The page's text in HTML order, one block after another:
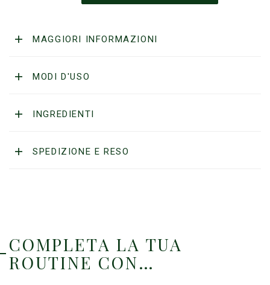
WALNUTMAGGIORI INFORMAZIONI
MODI D'USO
INGREDIENTI
SPEDIZIONE E RESO
COMPLETA LA TUA
ROUTINE CON…